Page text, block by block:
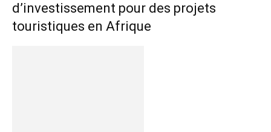
d’investissement pour des projets
touristiques en Afrique